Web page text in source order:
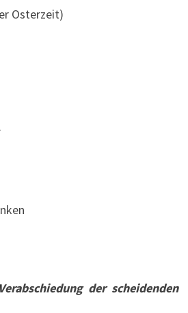
Osterzeit)
der scheidenden